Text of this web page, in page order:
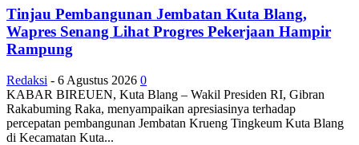
Tinjau Pembangunan Jembatan Kuta Blang,
Wapres Senang Lihat Progres Pekerjaan Hampir
Rampung
Redaksi - 6 Agustus 2026 0
KABAR BIREUEN, Kuta Blang – Wakil Presiden RI, Gibran
Rakabuming Raka, menyampaikan apresiasinya terhadap
percepatan pembangunan Jembatan Krueng Tingkeum Kuta Blang
di Kecamatan Kuta...